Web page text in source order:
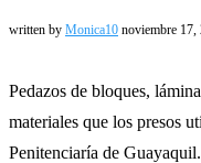
written by Monica10 noviembre 17,
Pedazos de bloques,
materiales que los presos
Penitenciaría de